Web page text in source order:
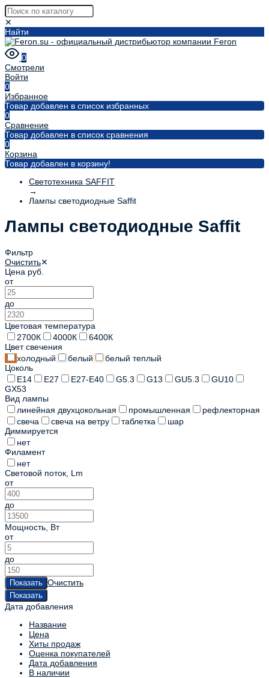
✕
Найти
0
Смотрели
Войти
0
Избранное
Товар добавлен в список избранных
0
Сравнение
Товар добавлен в список сравнения
0
Корзина
Товар добавлен в корзину!
Светотехника SAFFIT
→
Лампы светодиодные Saffit
Лампы светодиодные Saffit
Фильтр
Очистить✕
Цена руб.
от
до
Цветовая температура
2700К
4000К
6400К
Цвет свечения
холодный
белый
белый теплый
Цоколь
E14
E27 E27-E40 G5.3 G13 GU5.3
GU10
GX53
Вид лампы
линейная двухцокольная
промышленная
рефлекторная
свеча
свеча на ветру таблетка
шар
Диммируется
нет
Филамент
нет
Световой поток, Lm
от
до
Мощность Вт
от
до
Очистить
Дата добавления
Название
Цена
Хиты продаж
Оценка покупателей
Дата добавления
В наличии